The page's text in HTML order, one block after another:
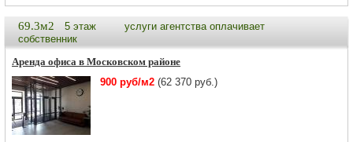
69.3м2 5 этаж
услуги агентства оплачивает
собственник
Аренда офиса в Московском районе
900 руб/м2 (62 370 руб.)